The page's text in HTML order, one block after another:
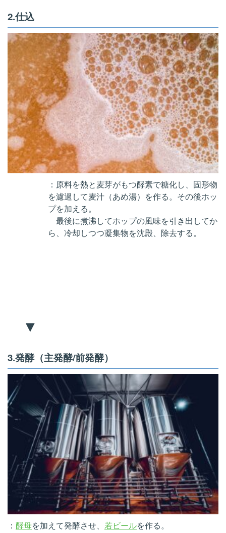
2.仕込
：原料を熱と麦芽がもつ酵素で糖化し、固形物
を濾過して麦汁（あめ湯）を作る。その後ホッ
プを加える。
最後に煮沸してホップの風味を引き出してか
ら、冷却しつつ凝集物を沈殿、除去する。
▼
3.発酵（主発酵/前発酵）
： 酵母を加えて発酵させ、 若ビールを作る。